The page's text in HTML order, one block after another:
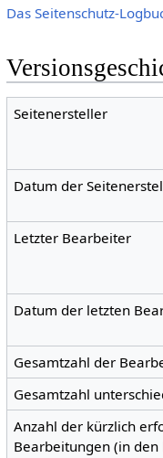
Das Seitenschutz-
Seitenersteller
Datum der
Letzter Bearbeiter
Datum der letzten
Gesamtzahl der
Gesamtzahl
Anzahl der kürzlich
Bearbeitungen (in den